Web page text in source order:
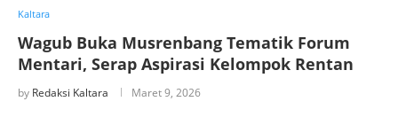
Kaltara
Wagub Buka Musrenbang Tematik Forum
Mentari, Serap Aspirasi Kelompok Rentan
by Redaksi Kaltara Maret 9, 2026